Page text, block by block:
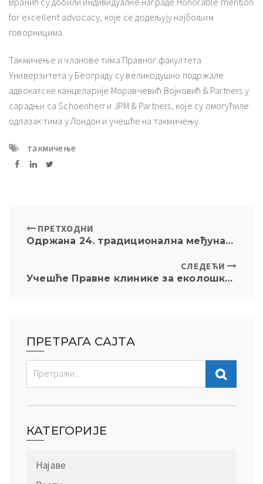
for excellent advocacy, које се додељују најбољим
говорницима.
Такмичење и чланове тима Правног факултета
Универзитета у Београду су великодушно подржале
адвокатске канцеларије Моравчевић Војновић & Partners у
сарадњи са Schoenherr и JPM & Partners, које су омогућиле
одлазак тима у Лондон и учешће на такмичењу.
такмичење
ПРЕТХОДНИ
Одржана 24. традиционална међународна научна конференција Удружења за међународно кривично право
СЛЕДЕЋИ
Учешће Правне клинике за еколошко право на Економском и еколошком форуму ОЕБС-а у Валети, Малта
ПРЕТРАГА САЈТА
КАТЕГОРИЈЕ
Најаве